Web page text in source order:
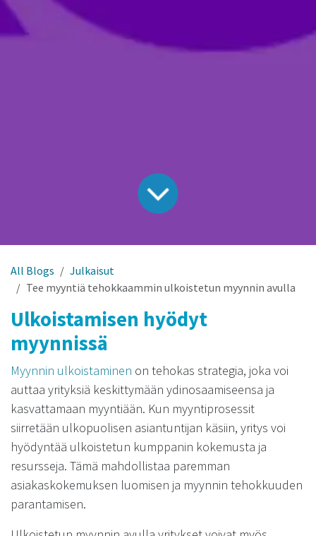
All Blogs
Julkaisut
Tee myyntiä tehokkaammin ulkoistetun myynnin avulla
Ulkoistamisen hyödyt
myynnissä
Myynnin ulkoistaminen on tehokas strategia, joka voi
auttaa yrityksiä keskittymään ydinosaamiseensa ja
kasvattamaan myyntiään. Kun myyntiprosessit
siirretään ulkopuolisen asiantuntijan käsiin, yritys voi
hyödyntää ulkoistetun kumppanin kokemusta ja
resursseja. Tämä mahdollistaa paremman
asiakaskokemuksen luomisen ja myynnin tehokkuuden
parantamisen.